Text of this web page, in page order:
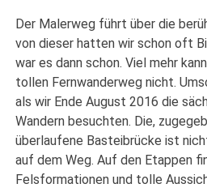
Der Malerweg führt über die
von dieser hatten wir schon oft
war es dann schon. Viel mehr
tollen Fernwanderweg nicht.
als wir Ende August 2016 die
Wandern besuchten. Die,
überlaufene Basteibrücke ist
auf dem Weg. Auf den Etappen
Felsformationen und tolle